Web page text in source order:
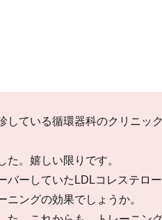
している循環器科のクリニッ
た。嬉しい限りです。
バーしていたLDLコレステロ
ングの効果でしょうか。